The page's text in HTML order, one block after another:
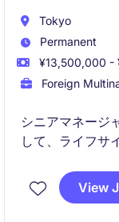
Tokyo
Permanent
¥13,500,000 -
Foreign
シニアマネージ
して、ライフサ
きます。売上拡
的な営業活動を
View